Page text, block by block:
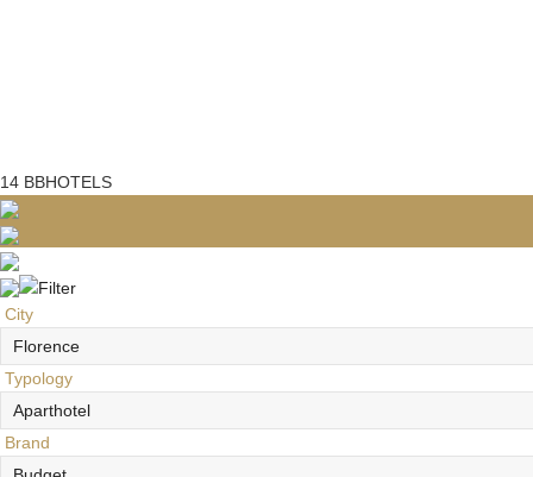
14 BBHOTELS
City
Typology
Brand